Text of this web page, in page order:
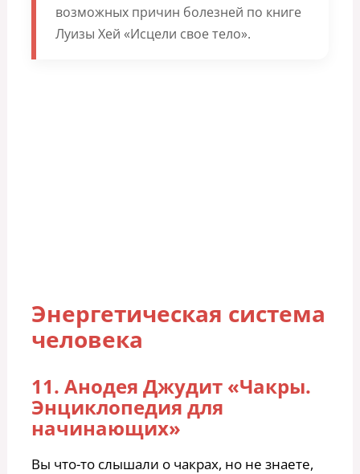
возможных причин болезней по книге
Луизы Хей «Исцели свое тело».
Энергетическая система
человека
11. Анодея Джудит «Чакры.
Энциклопедия для
начинающих»
Вы что-то слышали о чакрах, но не знаете,